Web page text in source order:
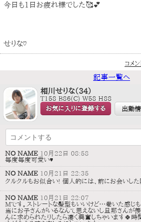
今日も1日お疲れ様でした🥰💕
せりな♡
コメン
記事一覧へ
相川せりな（34）
T158 B86(C) W58 H88
お気に入りに登録する 出勤
NO NAME 10月22日 08:58
毎度毎度可愛い♥
NO NAME 10月21日 22:35
クルクルもお似合い! 個人的には、前にお会いした
NO NAME 10月21日 22:07
Mです。ストレートな髪型もいいけど…巻いた感じ
当にお子さんがいるなんて思えないし旦那さんが
んに求められたりしたら凄く興奮しちゃいます🍀時